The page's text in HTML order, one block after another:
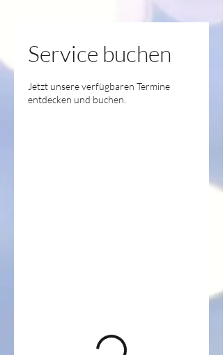
Service buchen
Jetzt unsere verfügbaren Termine
entdecken und buchen.